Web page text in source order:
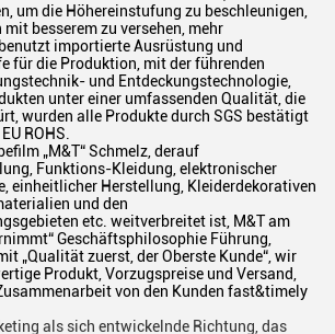
um die Höhereinstufung zu beschleunigen,
besserem zu versehen, mehr
importierte Ausrüstung und
für die Produktion, mit der führenden
und Entdeckungstechnologie,
unter einer umfassenden Qualität, die
wurden alle Produkte durch SGS bestätigt
ROHS.
„M&T“ Schmelz, derauf
Funktions-Kleidung, elektronischer
einheitlicher Herstellung, Kleiderdekorativen
und den
etc. weitverbreitet ist, M&T am
Geschäftsphilosophie Führung,
„Qualität zuerst, der Oberste Kunde“, wir
Produkt, Vorzugspreise und Versand,
von den Kunden fast&timely
als sich entwickelnde Richtung, das